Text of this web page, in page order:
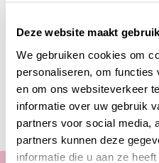
Deze website maakt
We gebruiken cookies om
personaliseren, om functies
en om ons websiteverkeer
informatie over uw gebruik
partners voor social media,
partners kunnen deze
informatie die u aan ze
Deze producten zijn